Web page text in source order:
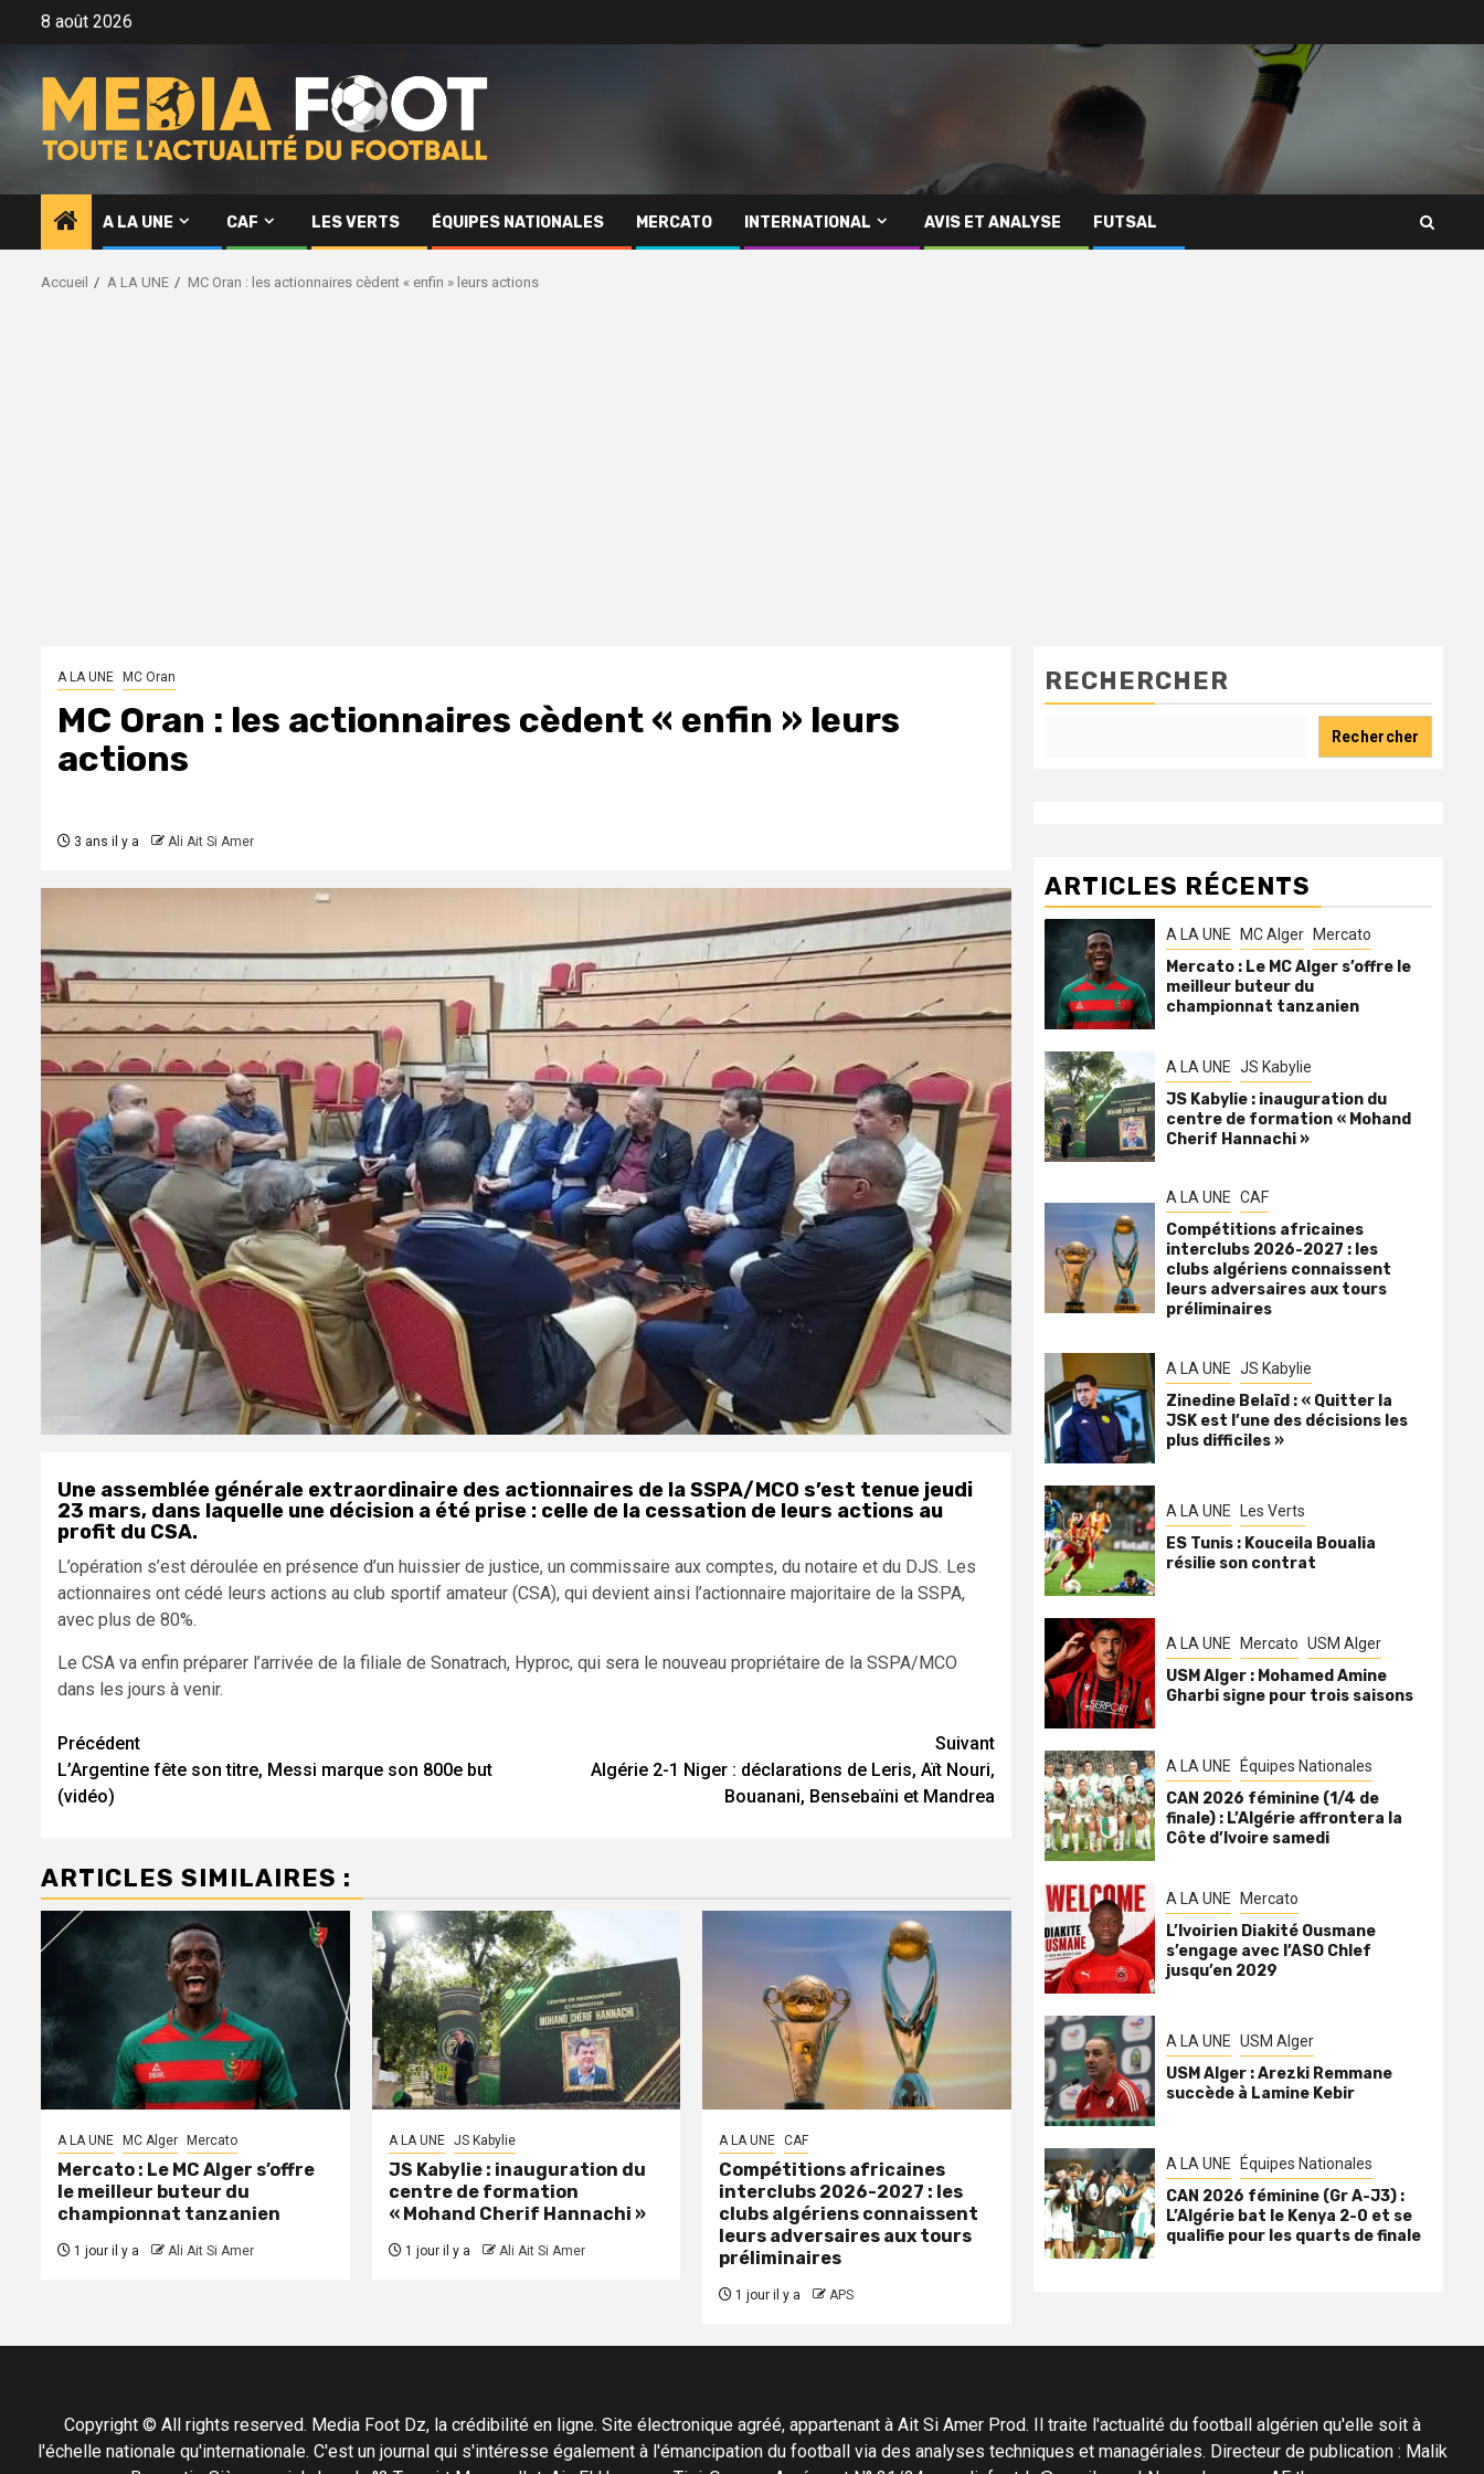
8 août 2026
A LA UNE CAF LES VERTS ÉQUIPES NATIONALES MERCATO INTERNATIONAL AVIS ET ANALYSE FUTSAL
Accueil A LA UNE MC Oran : les actionnaires cèdent « enfin » leurs actions
A LA UNE MC Oran
MC Oran : les actionnaires cèdent « enfin » leurs
actions
3 ans il y a Ali Ait Si Amer
Une assemblée générale extraordinaire des actionnaires de la SSPA/MCO s’est tenue jeudi
23 mars, dans laquelle une décision a été prise : celle de la cessation de leurs actions au
profit du CSA.
L’opération s’est déroulée en présence d’un huissier de justice, un commissaire aux comptes, du notaire et du DJS. Les
actionnaires ont cédé leurs actions au club sportif amateur (CSA), qui devient ainsi l’actionnaire majoritaire de la SSPA,
avec plus de 80%.
Le CSA va enfin préparer l’arrivée de la filiale de Sonatrach, Hyproc, qui sera le nouveau propriétaire de la SSPA/MCO
dans les jours à venir.
Navigation
d’article
Précédent
L’Argentine fête son titre, Messi marque son 800e but
(vidéo)
Suivant
Algérie 2-1 Niger : déclarations de Leris, Aït Nouri,
Bouanani, Bensebaïni et Mandrea
ARTICLES SIMILAIRES :
A LA UNE MC Alger Mercato
Mercato : Le MC Alger s’offre
le meilleur buteur du
championnat tanzanien
1 jour il y a Ali Ait Si Amer
A LA UNE JS Kabylie
JS Kabylie : inauguration du
centre de formation
« Mohand Cherif Hannachi »
1 jour il y a Ali Ait Si Amer
A LA UNE CAF
Compétitions africaines
interclubs 2026-2027 : les
clubs algériens connaissent
leurs adversaires aux tours
préliminaires
1 jour il y a APS
RECHERCHER
Rechercher
ARTICLES RÉCENTS
A LA UNE MC Alger Mercato
Mercato : Le MC Alger s’offre le
meilleur buteur du
championnat tanzanien
A LA UNE JS Kabylie
JS Kabylie : inauguration du
centre de formation « Mohand
Cherif Hannachi »
A LA UNE CAF
Compétitions africaines
interclubs 2026-2027 : les
clubs algériens connaissent
leurs adversaires aux tours
préliminaires
A LA UNE JS Kabylie
Zinedine Belaïd : « Quitter la
JSK est l’une des décisions les
plus difficiles »
A LA UNE Les Verts
ES Tunis : Kouceila Boualia
résilie son contrat
A LA UNE Mercato USM Alger
USM Alger : Mohamed Amine
Gharbi signe pour trois saisons
A LA UNE Équipes Nationales
CAN 2026 féminine (1/4 de
finale) : L’Algérie affrontera la
Côte d’Ivoire samedi
A LA UNE Mercato
L’Ivoirien Diakité Ousmane
s’engage avec l’ASO Chlef
jusqu’en 2029
A LA UNE USM Alger
USM Alger : Arezki Remmane
succède à Lamine Kebir
A LA UNE Équipes Nationales
CAN 2026 féminine (Gr A-J3) :
L’Algérie bat le Kenya 2-0 et se
qualifie pour les quarts de finale
Copyright © All rights reserved. Media Foot Dz, la crédibilité en ligne. Site électronique agréé, appartenant à Ait Si Amer Prod. Il traite l'actualité du football algérien qu'elle soit à
l'échelle nationale qu'internationale. C'est un journal qui s'intéresse également à l'émancipation du football via des analyses techniques et managériales. Directeur de publication : Malik